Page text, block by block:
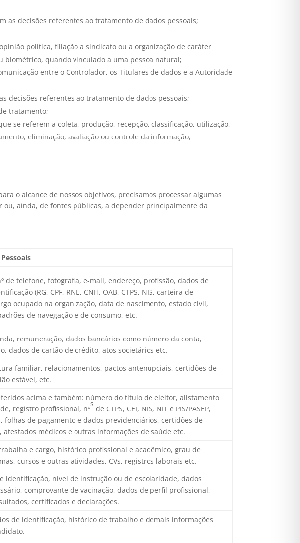
decisões referentes ao tratamento de dados pessoais;
política, filiação a sindicato ou a organização de caráter
biométrico, quando vinculado a uma pessoa natural;
entre o Controlador, os Titulares de dados e a Autoridade
decisões referentes ao tratamento de dados pessoais;
tratamento;
se referem a coleta, produção, recepção, classificação, utilização,
eliminação, avaliação ou controle da informação,
o alcance de nossos objetivos, precisamos processar algumas
ainda, de fontes públicas, a depender principalmente da
de telefone, fotografia, e-mail, endereço, profissão, dados de
(RG, CPF, RNE, CNH, OAB, CTPS, NIS, carteira de
ocupado na organização, data de nascimento, estado civil,
de navegação e de consumo, etc.
remuneração, dados bancários como número da conta,
dados de cartão de crédito, atos societários etc.
familiar, relacionamentos, pactos antenupciais, certidões de
estável, etc.
acima e também: número do título de eleitor, alistamento
registro profissional, nº
s
de CTPS, CEI, NIS, NIT e PIS/PASEP,
folhas de pagamento e dados previdenciários, certidões de
atestados médicos e outras informações de saúde etc.
e cargo, histórico profissional e acadêmico, grau de
cursos e outras atividades, CVs, registros laborais etc.
identificação, nível de instrução ou de escolaridade, dados
comprovante de vacinação, dados de perfil profissional,
certificados e declarações.
de identificação, histórico de trabalho e demais informações